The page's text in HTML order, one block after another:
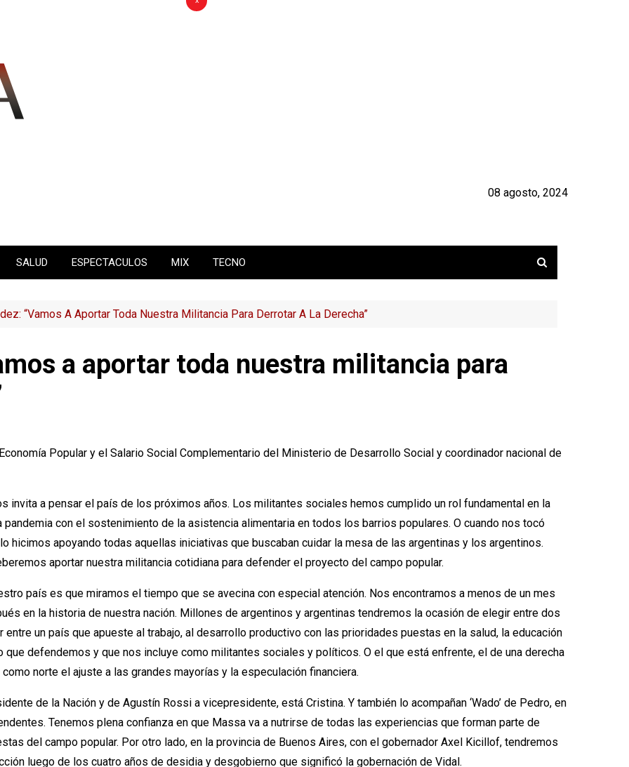
08 agosto, 2024
SALUD ESPECTACULOS MIX TECNO
“Vamos A Aportar Toda Nuestra Militancia Para Derrotar A La Derecha”
a aportar toda nuestra militancia para
Popular y el Salario Social Complementario del Ministerio de Desarrollo Social y coordinador nacional de
invita a pensar el país de los próximos años. Los militantes sociales hemos cumplido un rol fundamental en la
con el sostenimiento de la asistencia alimentaria en todos los barrios populares. O cuando nos tocó
hicimos apoyando todas aquellas iniciativas que buscaban cuidar la mesa de las argentinas y los argentinos.
aportar nuestra militancia cotidiana para defender el proyecto del campo popular.
país es que miramos el tiempo que se avecina con especial atención. Nos encontramos a menos de un mes
en la historia de nuestra nación. Millones de argentinos y argentinas tendremos la ocasión de elegir entre dos
un país que apueste al trabajo, al desarrollo productivo con las prioridades puestas en la salud, la educación
defendemos y que nos incluye como militantes sociales y políticos. O el que está enfrente, el de una derecha
norte el ajuste a las grandes mayorías y la especulación financiera.
de la Nación y de Agustín Rossi a vicepresidente, está Cristina. Y también lo acompañan ‘Wado’ de Pedro, en
Tenemos plena confianza en que Massa va a nutrirse de todas las experiencias que forman parte de
del campo popular. Por otro lado, en la provincia de Buenos Aires, con el gobernador Axel Kicillof, tendremos
luego de los cuatro años de desidia y desgobierno que significó la gobernación de Vidal.